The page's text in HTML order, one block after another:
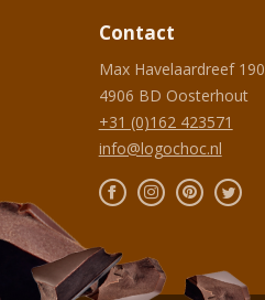
Contact
Max Havelaardreef 190
4906 BD Oosterhout
+31 (0)162 423571
info@logochoc.nl